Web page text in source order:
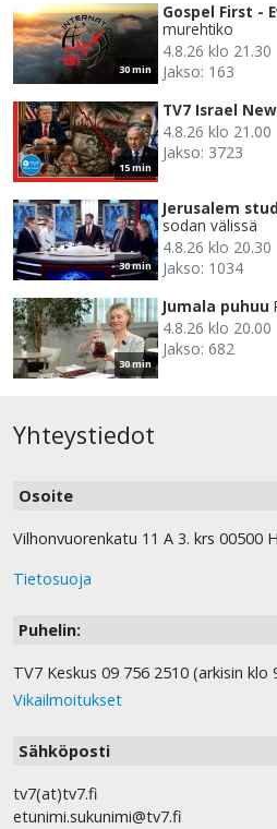
30 min
Gospel First -
murehtiko
4.8.26 klo 21.30
Jakso: 163
15 min
TV7 Israel
4.8.26 klo 21.00
Jakso: 3723
30 min
Jerusalem
sodan välissä
4.8.26 klo 20.30
Jakso: 1034
30 min
Jumala puhuu
4.8.26 klo 20.00
Jakso: 682
Yhteystiedot
Osoite
Vilhonvuorenkatu 11 A 3. krs 00500
Tietosuoja
Puhelin:
TV7 Keskus 09 756 2510 (arkisin klo
Vikailmoitukset
Sähköposti
tv7(at)tv7.fi
etunimi.sukunimi@tv7.fi